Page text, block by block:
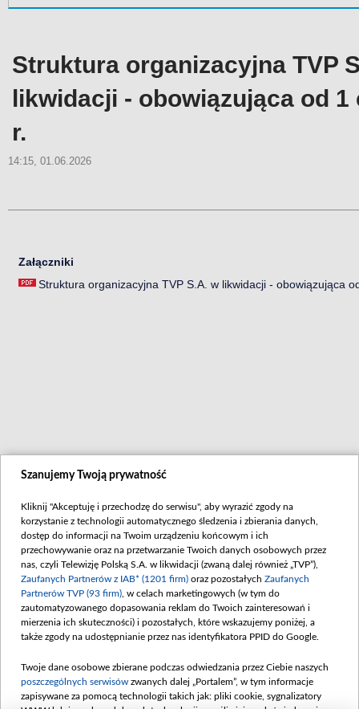
Struktura organizacyjna TVP
likwidacji - obowiązująca od 1
r.
14:15, 01.06.2026
Załączniki
Struktura organizacyjna TVP S.A. w likwidacji - obowiązująca
zobacz także
Abonament TVP
Rada Programowa
Przetargi
Zgłoś nadużycie w sieci
Centrum Informacji TVP
Akademia Telewizyjna
Program dla prasy
Emisja w TVP
Reklama w tvp.pl
Oferta handlowa
Biuro
Kariera w
Szanujemy Twoją prywatność
Kliknij "Akceptuję i przechodzę do serwisu", aby wyrazić zgody na
korzystanie z technologii automatycznego śledzenia i zbierania danych,
dostęp do informacji na Twoim urządzeniu końcowym i ich
przechowywanie oraz na przetwarzanie Twoich danych osobowych przez
nas, czyli Telewizję Polską S.A. w likwidacji (zwaną dalej również „TVP”),
Zaufanych Partnerów z IAB* (1201 firm) oraz pozostałych Zaufanych
Partnerów TVP (93 firm) , w celach marketingowych (w tym do
zautomatyzowanego dopasowania reklam do Twoich zainteresowań i
mierzenia ich skuteczności) i pozostałych, które wskazujemy poniżej, a
także zgody na udostępnianie przez nas identyfikatora PPID do Google.
Twoje dane osobowe zbierane podczas odwiedzania przez Ciebie naszych
poszczególnych serwisów zwanych dalej „Portalem”, w tym informacje
zapisywane za pomocą technologii takich jak: pliki cookie, sygnalizatory